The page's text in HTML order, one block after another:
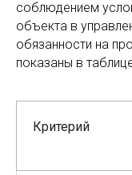
соблюдением
объекта в
обязанности на
показаны в
Критерий